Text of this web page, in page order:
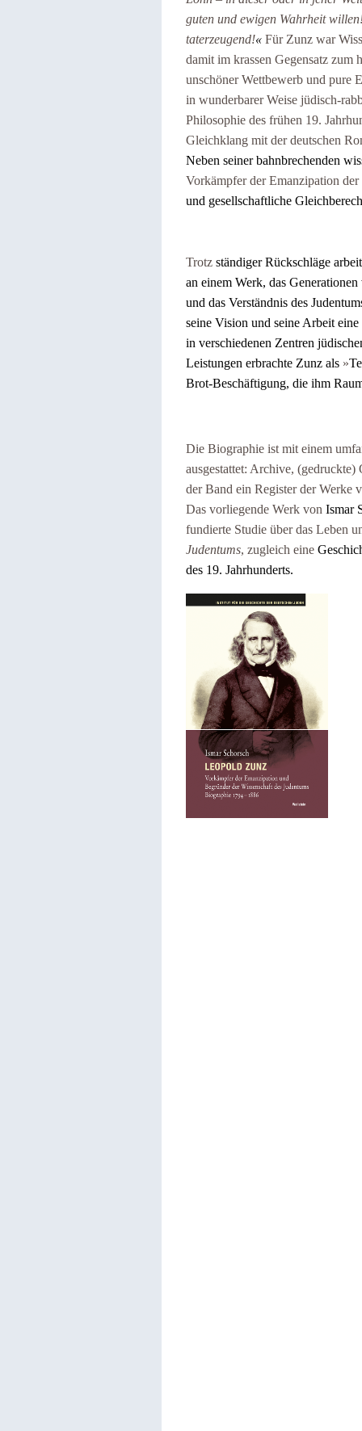
guten und ewigen Wahrheit
taterzeugend!« Für Zunz war
damit im krassen Gegensatz zum
unschöner Wettbewerb und pure
in wunderbarer Weise jüdisch-
Philosophie des frühen 19.
Gleichklang mit der deutschen
Neben seiner bahnbrechenden
Vorkämpfer der Emanzipation
und gesellschaftliche
Trotz ständiger Rückschläge
an einem Werk, das
und das Verständnis des
seine Vision und seine Arbeit
in verschiedenen Zentren
Leistungen erbrachte Zunz als »
Brot-Beschäftigung, die ihm
Die Biographie ist mit einem
ausgestattet: Archive,
der Band ein Register der Werke
Das vorliegende Werk von Ismar
fundierte Studie über das Leben
Judentums, zugleich eine
des 19. Jahrhunderts.